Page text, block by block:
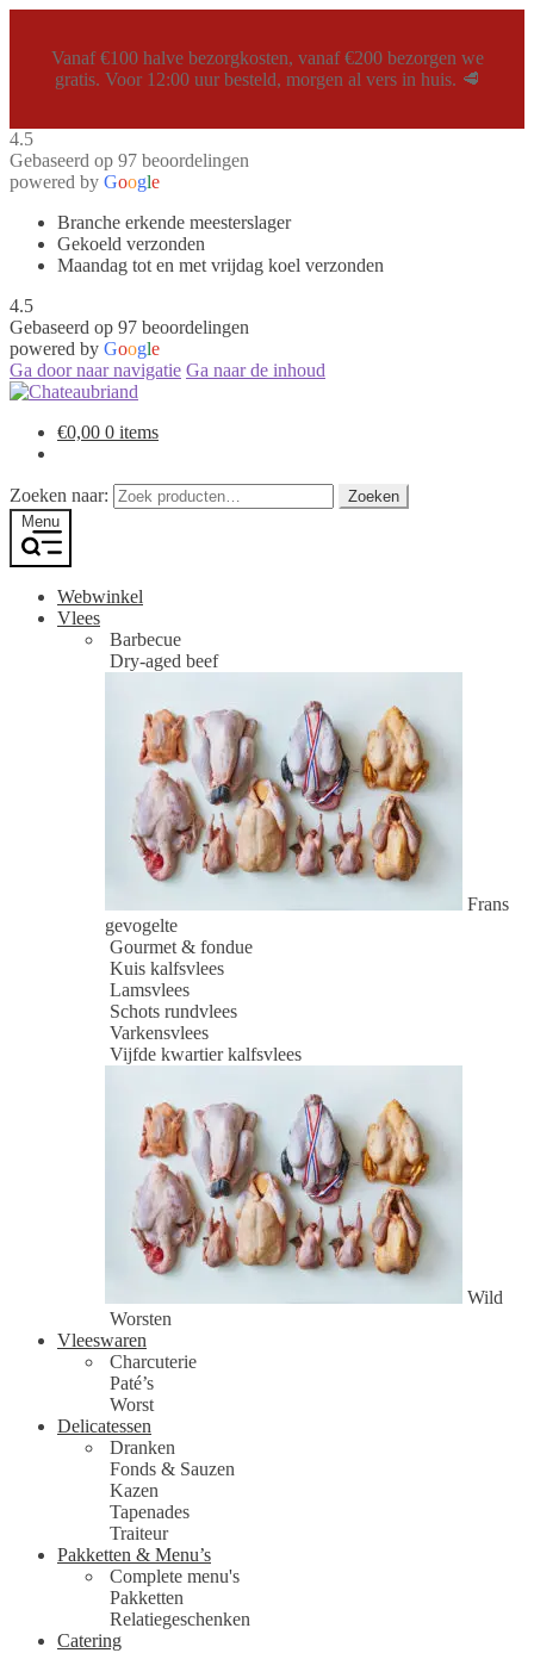
Vanaf €100 halve bezorgkosten, vanaf €200 bezorgen we
gratis. Voor 12:00 uur besteld, morgen al vers in huis. 🥩
4.5
Gebaseerd op 97 beoordelingen
powered by Google
Branche erkende meesterslager
Gekoeld verzonden
Maandag tot en met vrijdag koel verzonden
4.5
Gebaseerd op 97 beoordelingen
powered by Google
Ga door naar navigatie Ga naar de inhoud
€0,00 0 items
Zoeken naar:
Zoeken
Menu
Webwinkel
Vlees
Barbecue
Dry-aged beef
Frans
gevogelte
Gourmet & fondue
Kuis kalfsvlees
Lamsvlees
Schots rundvlees
Varkensvlees
Vijfde kwartier kalfsvlees
Wild
Worsten
Vleeswaren
Charcuterie
Paté’s
Worst
Delicatessen
Dranken
Fonds & Sauzen
Kazen
Tapenades
Traiteur
Pakketten & Menu’s
Complete menu's
Pakketten
Relatiegeschenken
Catering